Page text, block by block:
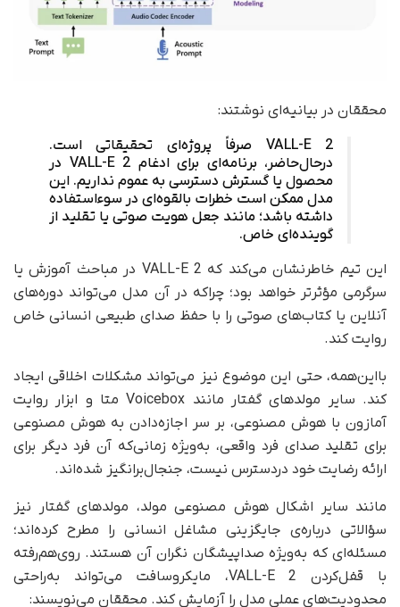
محققان در بیانیه‌ای نوشتند:
VALL-E 2 صرفاً پروژه‌ای تحقیقاتی است.
در‌حال‌حاضر، برنامه‌ای برای ادغام VALL-E 2 در
محصول یا گسترش دسترسی به عموم نداریم. این
مدل ممکن است خطرات بالقوه‌ای در سوء‌استفاده
داشته باشد؛ مانند جعل هویت صوتی یا تقلید از
گوینده‌ای خاص.
این تیم خاطرنشان می‌کند که VALL-E 2 در مباحث آموزش یا
سرگرمی مؤثرتر خواهد بود؛ چراکه در آن مدل می‌تواند دوره‌های
آنلاین یا کتاب‌های صوتی را با حفظ صدای طبیعی انسانی خاص
روایت کند.
بااین‌همه، حتی این موضوع نیز می‌تواند مشکلات اخلاقی ایجاد
کند. سایر مولدهای گفتار مانند Voicebox متا و ابزار روایت
آمازون با هوش مصنوعی، بر سر اجازه‌دادن به هوش مصنوعی
برای تقلید صدای فرد واقعی، به‌ویژه زمانی‌که آن فرد دیگر برای
ارائه رضایت خود در‌دسترس نیست، جنجال‌برانگیز شده‌اند.
مانند سایر اشکال هوش مصنوعی مولد، مولدهای گفتار نیز
سؤالاتی درباره‌ی جایگزینی مشاغل انسانی را مطرح کرده‌اند؛
مسئله‌ای که به‌ویژه صداپیشگان نگران آن هستند. روی‌هم‌رفته
با قفل‌کردن VALL-E 2، مایکروسافت می‌تواند به‌راحتی
محدودیت‌های عملی مدل را آزمایش کند. محققان می‌نویسند: